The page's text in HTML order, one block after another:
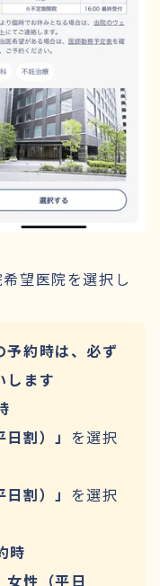
望医院を選択し
予約時は、必ず
します
割）」 を選択
割）」 を選択
時
女性（平日